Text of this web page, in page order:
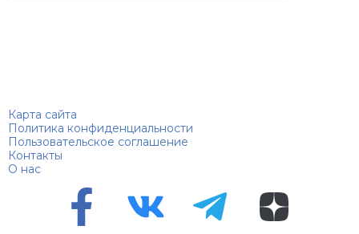
Карта сайта
Политика конфиденциальности
Пользовательское соглашение
Контакты
О нас